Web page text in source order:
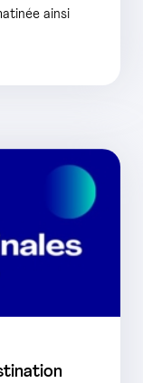
ainsi